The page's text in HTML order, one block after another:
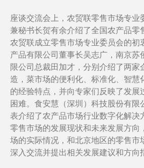
座谈交流会上，农贸联零售市场专业
兼秘书长贺有余介绍了全国农产品零
农贸联成立零售市场专业委员会的初
产品有限公司董事长吴志广，南京苏
限公司总裁田加才，分别介绍了两家
造，菜市场的便利化、标准化、智慧
的经验特点，并向专家们反映了发展
困难。食安慧（深圳）科技股份有限
表介绍了农产品市场行业数字化解决
零售市场的发展现状和未来发展方向
场的实际情况，和北京地区的零售市
深入交流并提出相关发展建议和方向